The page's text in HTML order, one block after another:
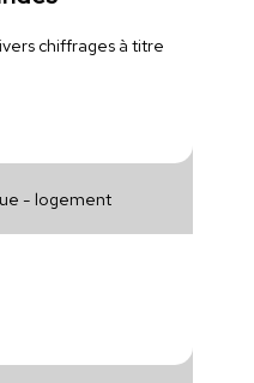
chiffrages à titre
- logement